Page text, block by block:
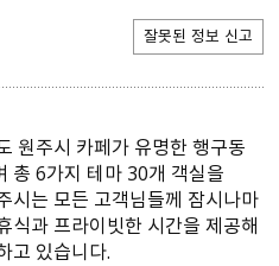
잘못된 정보 신고
원주시 카페가 유명한 행구동
총 6가지 테마 30개 객실을
시는 모든 고객님들께 잠시나마
식과 프라이빗한 시간을 제공해
고 있습니다.